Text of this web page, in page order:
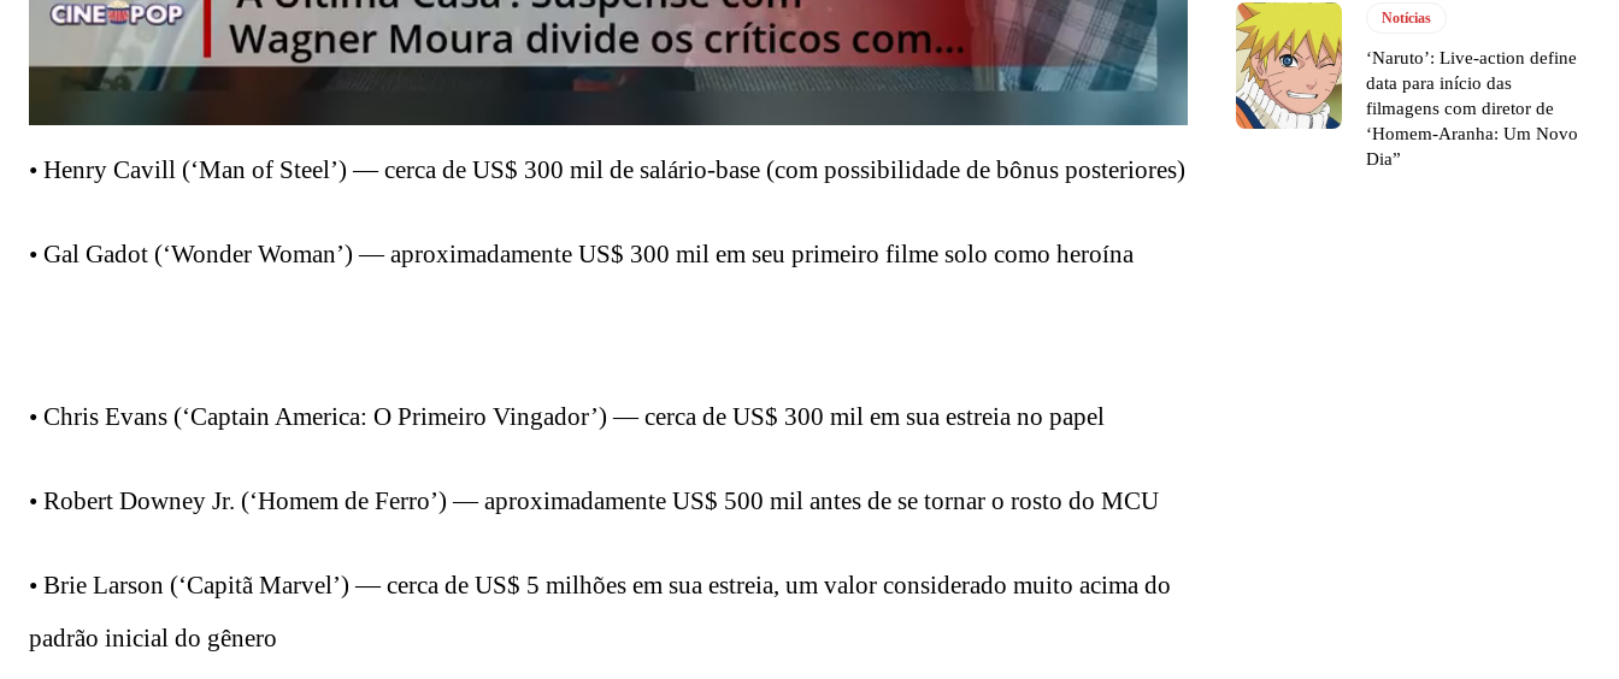
• Henry Cavill (‘Man of Steel’) — cerca de US$ 300 mil de salário-base (com possibilidade de bônus posteriores)
• Gal Gadot (‘Wonder Woman’) — aproximadamente US$ 300 mil em seu primeiro filme solo como heroína
• Chris Evans (‘Captain America: O Primeiro Vingador’) — cerca de US$ 300 mil em sua estreia no papel
• Robert Downey Jr. (‘Homem de Ferro’) — aproximadamente US$ 500 mil antes de se tornar o rosto do MCU
• Brie Larson (‘Capitã Marvel’) — cerca de US$ 5 milhões em sua estreia, um valor considerado muito acima do
padrão inicial do gênero
Notícias
‘Naruto’: Live-action define
data para início das
filmagens com diretor de
‘Homem-Aranha: Um Novo
Dia”